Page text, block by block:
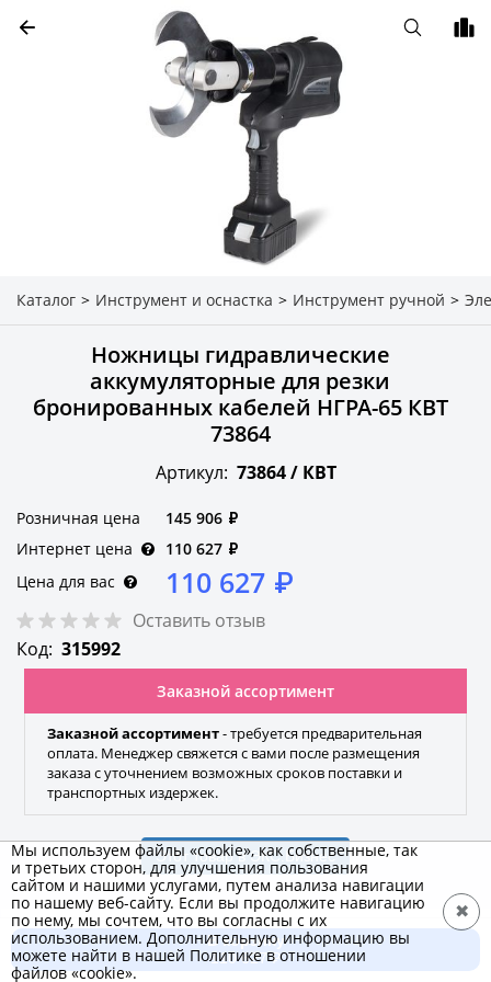
Каталог > Инструмент и оснастка > Инструмент ручной >
Ножницы гидравлические
аккумуляторные для резки
бронированных кабелей НГРА-65 КВТ
73864
Артикул: 73864 / КВТ
Розничная цена 145 906 ₽
Интернет цена
110 627 ₽
Цена для вас
110 627 ₽
Оставить отзыв
Код: 315992
Заказной ассортимент
Заказной ассортимент- требуется предварительная
оплата. Менеджер свяжется с вами после размещения
заказа с уточнением возможных сроков поставки и
транспортных издержек.
Этот товар в ЭКС.Бизнес
КВТ
Бренд
В корзину
110 627 ₽
Мы используем файлы «cookie», как собственные, так
и третьих сторон, для улучшения пользования
сайтом и нашими услугами, путем анализа навигации
по нашему веб-сайту. Если вы продолжите навигацию
по нему, мы сочтем, что вы согласны с их
использованием. Дополнительную информацию вы
можете найти в нашей Политике в отношении
файлов «cookie».
✖